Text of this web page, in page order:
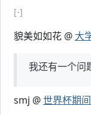
[-]
貌美如如花 @ 大
我还有一个问
smj @世界杯期